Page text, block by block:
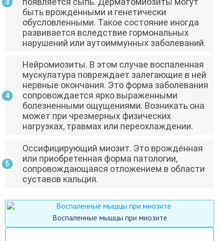
быть врождёнными и генетически
обусловленными. Такое состояние иногда
развивается вследствие гормональных
нарушений или аутоиммунных заболеваний.
Нейромиозиты. В этом случае воспаленная
мускулатура повреждает залегающие в ней
нервные окончания. Это форма заболевания
сопровождается ярко выраженными
болезненными ощущениями. Возникать она
может при чрезмерных физических
нагрузках, травмах или переохлаждении.
Оссифицирующий миозит. Это врождённая
или приобретенная форма патологии,
сопровождающаяся отложением в области
суставов кальция.
Воспаленные мышцы при миозите